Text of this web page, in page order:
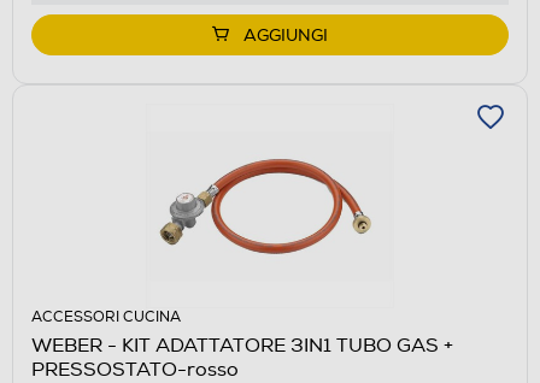
AGGIUNGI
ACCESSORI CUCINA
WEBER - KIT ADATTATORE 3IN1 TUBO GAS +
PRESSOSTATO-rosso